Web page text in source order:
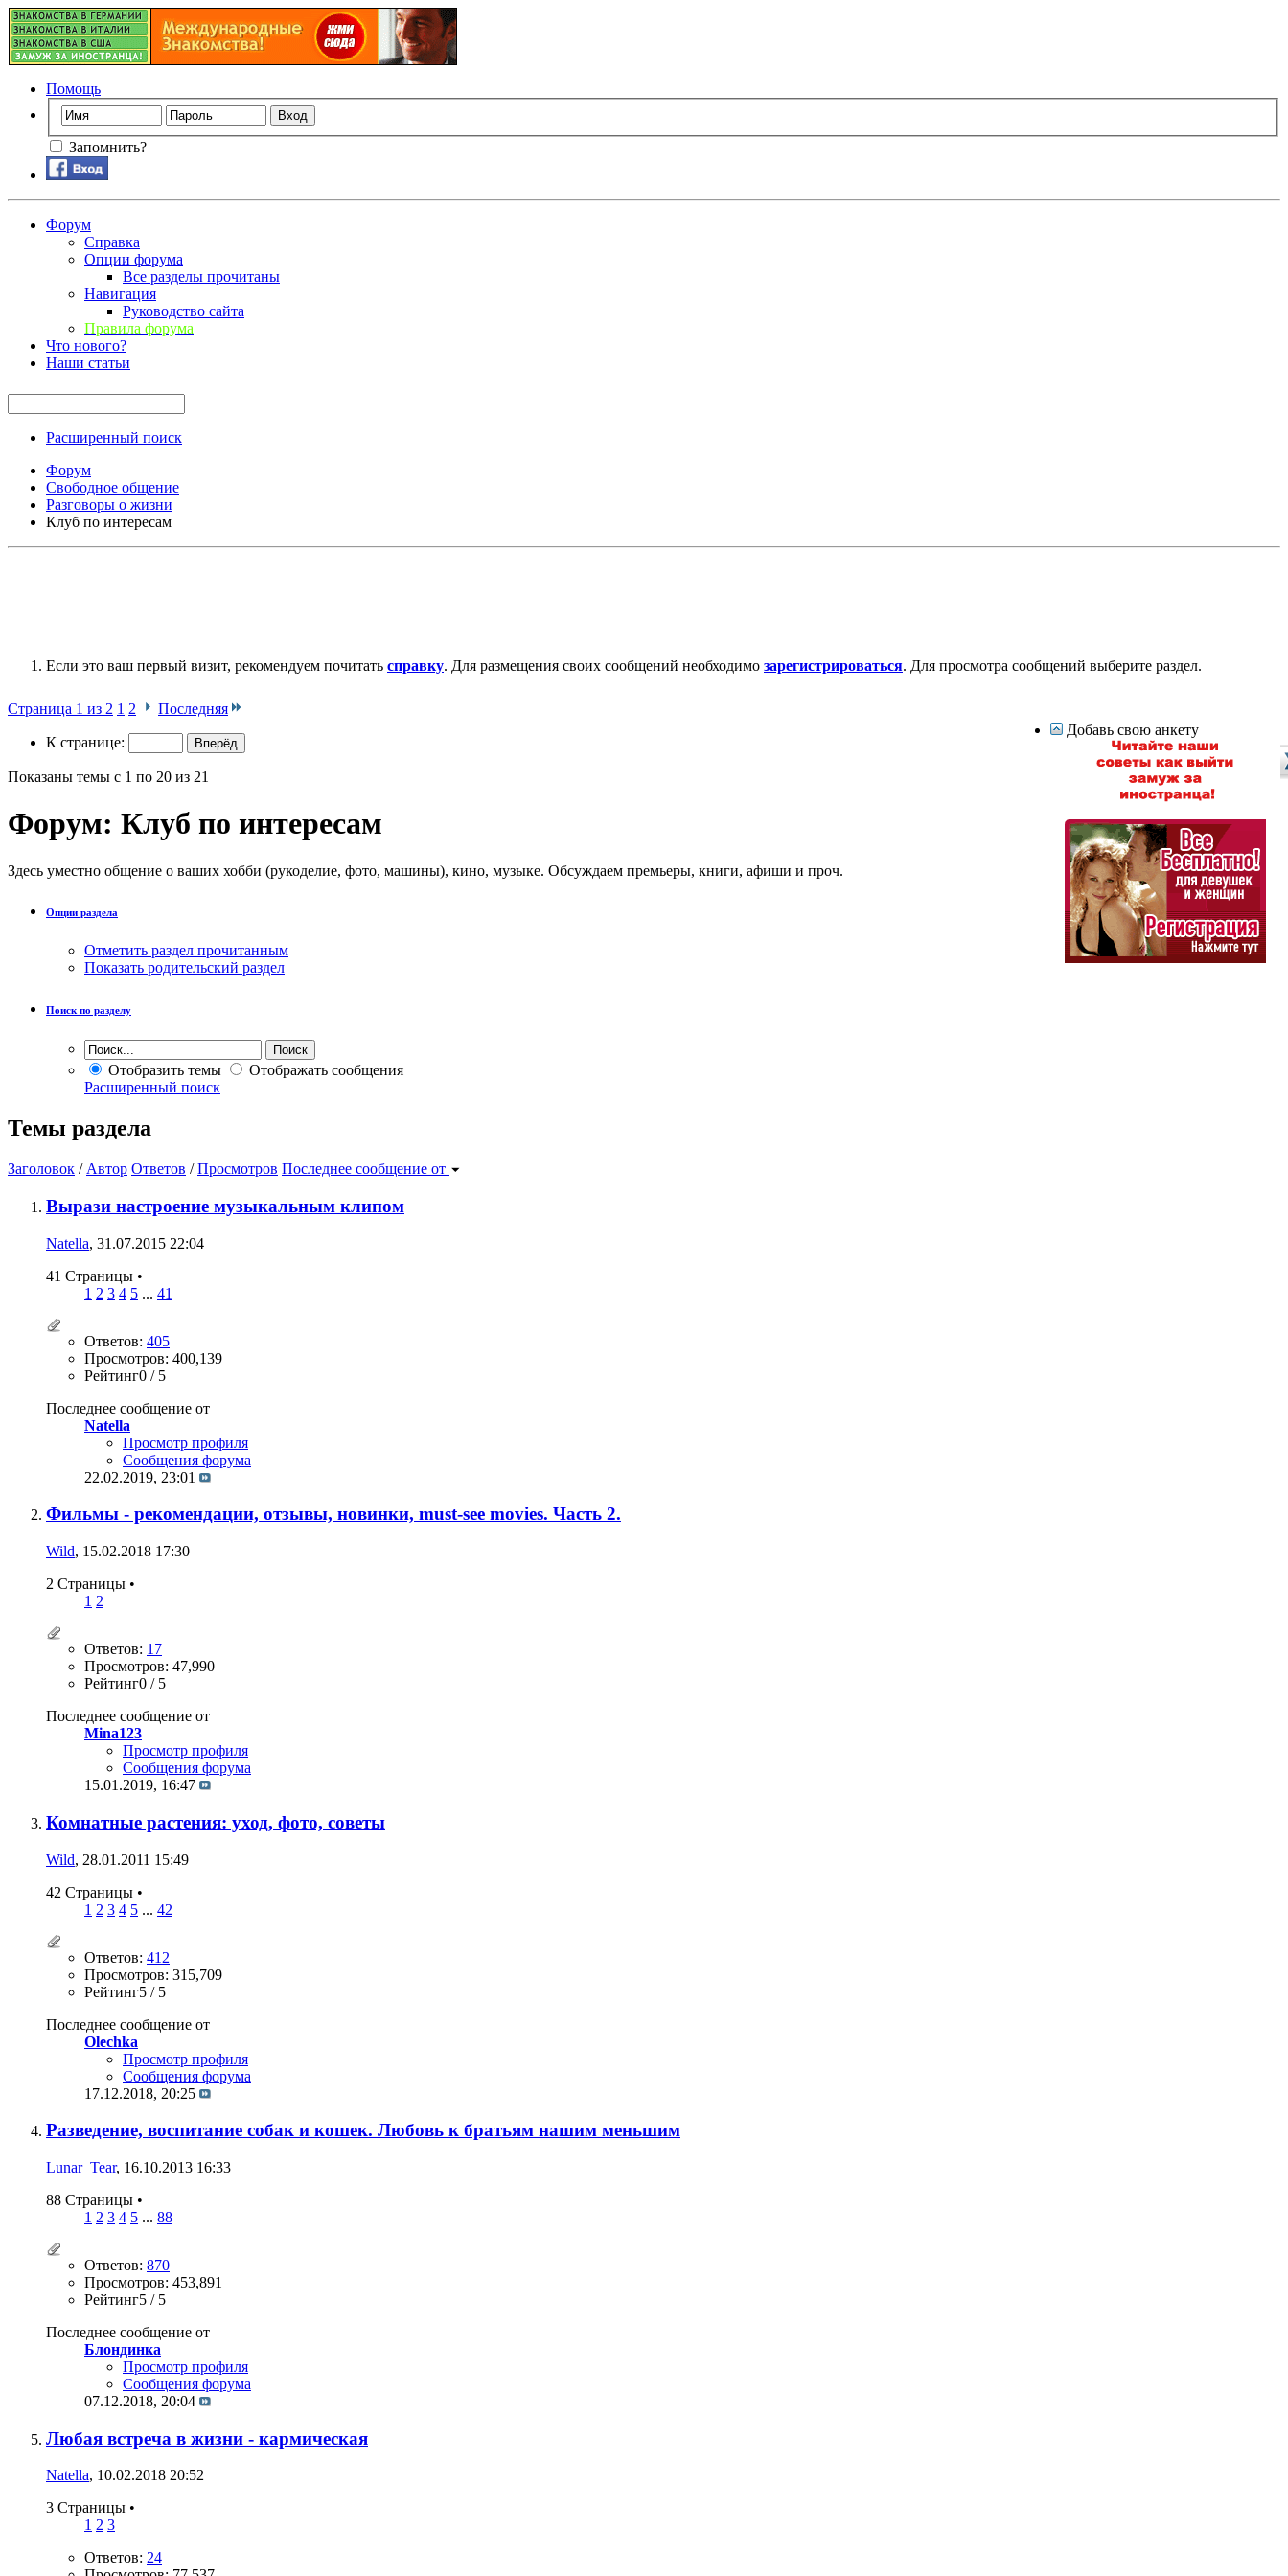
Помощь
Запомнить?
Форум
Справка
Опции форума
Все разделы прочитаны
Навигация
Руководство сайта
Правила форума
Что нового?
Наши статьи
Расширенный поиск
Форум
Свободное общение
Разговоры о жизни
Клуб по интересам
Если это ваш первый визит, рекомендуем почитать справку. Для размещения своих сообщений необходимо зарегистрироваться. Для просмотра сообщений выберите раздел.
Страница 1 из 2 1 2 Последняя
К странице:
Показаны темы с 1 по 20 из 21
Форум: Клуб по интересам
Здесь уместно общение о ваших хобби (рукоделие, фото, машины), кино, музыке. Обсуждаем премьеры, книги, афиши и проч.
Опции раздела
Отметить раздел прочитанным
Показать родительский раздел
Поиск по разделу
Отобразить темы
Отображать сообщения
Расширенный поиск
Темы раздела
Заголовок / Автор Ответов /Просмотров Последнее сообщение от
Вырази настроение музыкальным клипом
Natella, 31.07.2015 22:04
41 Страницы •
1 2 3 4 5 ... 41
Ответов: 405
Просмотров: 400,139
Рейтинг0 / 5
Последнее сообщение от
Natella
Просмотр профиля
Сообщения форума
22.02.2019, 23:01
Фильмы - рекомендации, отзывы, новинки, must-see movies. Часть 2.
Wild, 15.02.2018 17:30
2 Страницы •
1 2
Ответов: 17
Просмотров: 47,990
Рейтинг0 / 5
Последнее сообщение от
Mina123
Просмотр профиля
Сообщения форума
15.01.2019, 16:47
Комнатные растения: уход, фото, советы
Wild, 28.01.2011 15:49
42 Страницы •
1 2 3 4 5 ... 42
Ответов: 412
Просмотров: 315,709
Рейтинг5 / 5
Последнее сообщение от
Olechka
Просмотр профиля
Сообщения форума
17.12.2018, 20:25
Разведение, воспитание собак и кошек. Любовь к братьям нашим меньшим
Lunar_Tear, 16.10.2013 16:33
88 Страницы •
1 2 3 4 5 ... 88
Ответов: 870
Просмотров: 453,891
Рейтинг5 / 5
Последнее сообщение от
Блондинка
Просмотр профиля
Сообщения форума
07.12.2018, 20:04
Любая встреча в жизни - кармическая
Natella, 10.02.2018 20:52
3 Страницы •
1 2 3
Ответов: 24
Добавь свою анкету